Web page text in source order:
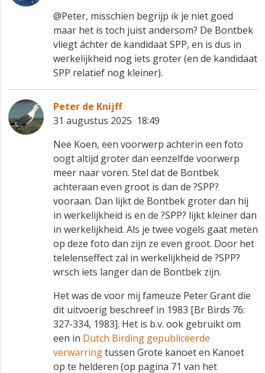
@Peter, misschien begrijp ik je niet goed
maar het is toch juist andersom? De Bontbek
vliegt áchter de kandidaat SPP, en is dus in
werkelijkheid nog iets groter (en de kandidaat
SPP relatief nog kleiner).
Peter de Knijff
31 augustus 2025 18:49
Nee Koen, een voorwerp achterin een foto
oogt altijd groter dan eenzelfde voorwerp
meer naar voren. Stel dat de Bontbek
achteraan even groot is dan de ?SPP?
vooraan. Dan lijkt de Bontbek groter dan hij
in werkelijkheid is en de ?SPP? lijkt kleiner dan
in werkelijkheid. Als je twee vogels gaat meten
op deze foto dan zijn ze even groot. Door het
telelenseffect zal in werkelijkheid de ?SPP?
wrsch iets langer dan de Bontbek zijn.
Het was de voor mij fameuze Peter Grant die
dit uitvoerig beschreef in 1983 [Br Birds 76:
327-334, 1983]. Het is b.v. ook gebruikt om
een in Dutch Birding gepubliceerde
verwarringtussen Grote kanoet en Kanoet
op te helderen (op pagina 71 van het